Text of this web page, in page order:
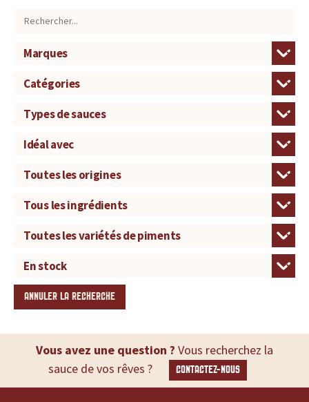
ANNULER LA RECHERCHE
Vous avez une question ? Vous recherchez la
sauce de vos rêves ?
CONTACTEZ-NOUS